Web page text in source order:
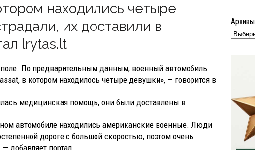
находились четыре
их доставили в
lrytas.lt
По предварительным данным, военный автомобиль
в котором находилось четыре девушки», — говорится в
медицинская помощь, они были доставлены в
автомобиле находились американские военные. Люди
дороге с большой скоростью, поэтом очень
добавляет портал.
Архивы